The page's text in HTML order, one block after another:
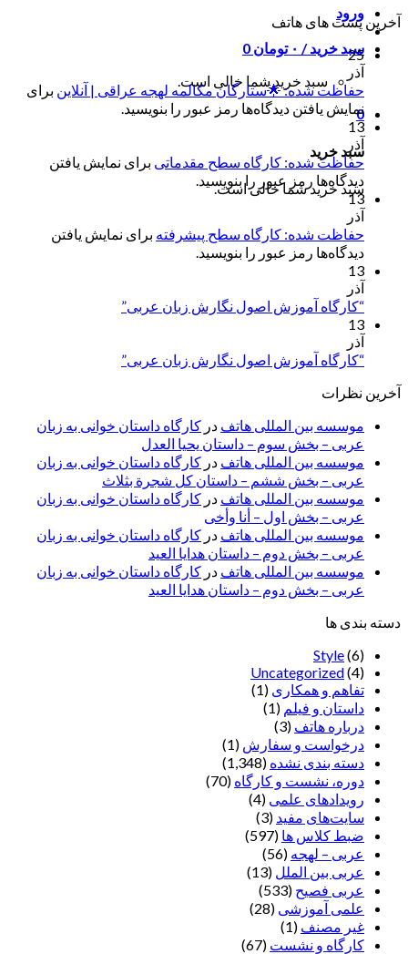
ورود
سبد خرید / ۰ تومان 0
سبد خرید شما خالی است.
0
سبد خرید
سبد خرید شما خالی است.
آخرین پست های هاتف
25
آذر
حفاظت شده: 🌟ستارگان مکالمه لهجه عراقی | آنلاین برای
نمایش یافتن دیدگاه‌ها رمز عبور را بنویسید.
13
آذر
حفاظت شده: کارگاه سطح مقدماتی برای نمایش یافتن
دیدگاه‌ها رمز عبور را بنویسید.
13
آذر
حفاظت شده: کارگاه سطح پیشرفته برای نمایش یافتن
دیدگاه‌ها رمز عبور را بنویسید.
13
آذر
“کارگاه آموزش اصول نگارش زبان عربی”
13
آذر
“کارگاه آموزش اصول نگارش زبان عربی”
آخرین نظرات
موسسه بین المللی هاتف در کارگاه داستان خوانی به زبان
عربی – بخش سوم – داستان یحیا العدل
موسسه بین المللی هاتف در کارگاه داستان خوانی به زبان
عربی – بخش ششم – داستان کل شجرة بثلاث
موسسه بین المللی هاتف در کارگاه داستان خوانی به زبان
عربی – بخش اول – أنا وأخی
موسسه بین المللی هاتف در کارگاه داستان خوانی به زبان
عربی – بخش دوم – داستان هدایا العید
موسسه بین المللی هاتف در کارگاه داستان خوانی به زبان
عربی – بخش دوم – داستان هدایا العید
دسته بندی ها
Style(6)
Uncategorized(4)
تفاهم و همکاری (1)
داستان و فیلم (1)
درباره هاتف (3)
درخواست و سفارش (1)
دسته بندی نشده (1,348)
دوره، نشست و کارگاه (70)
رویدادهای علمی (4)
سایت‌های مفید (3)
ضبط کلاس ها (597)
عربی – لهجه (56)
عربی بین الملل (13)
عربی فصیح (533)
علمی آموزشی (28)
غير مصنف (1)
کارگاه و نشست (67)